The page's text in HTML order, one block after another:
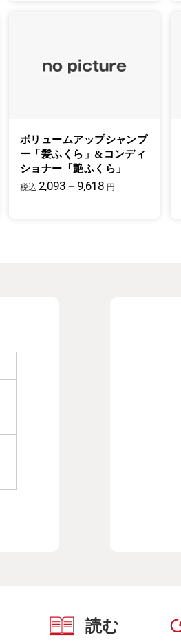
ボリュームアップシャンプ
ー「髪ふくら」&コンディ
ショナー「艶ふくら」
税込 2,093－9,618 円
読む